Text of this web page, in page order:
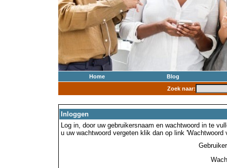
Home
Blog
Zoek naar:
Inloggen
Log in, door uw gebruikersnaam en wachtwoord in te
u uw wachtwoord vergeten klik dan op link 'Wachtwoord